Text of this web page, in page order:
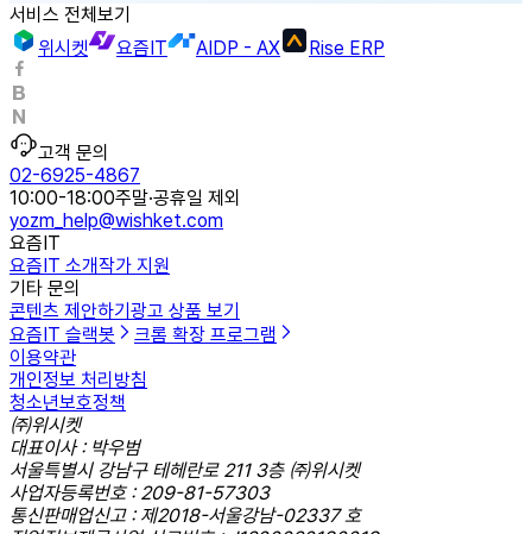
서비스 전체보기
위시켓
요즘IT AIDP - AX Rise ERP
고객 문의
02-6925-4867
10:00-18:00주말·공휴일 제외
yozm_help@wishket.com
요즘IT
요즘IT 소개작가 지원
기타 문의
콘텐츠 제안하기광고 상품 보기
요즘IT 슬랙봇
크롬 확장 프로그램
이용약관
개인정보 처리방침
청소년보호정책
㈜위시켓
대표이사 : 박우범
서울특별시 강남구 테헤란로 211 3층 ㈜위시켓
사업자등록번호 : 209-81-57303
통신판매업신고 : 제2018-서울강남-02337 호